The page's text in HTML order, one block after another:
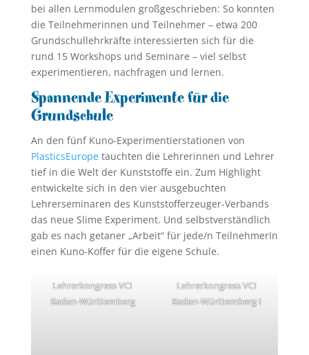
bei allen Lernmodulen großgeschrieben: So konnten
die Teilnehmerinnen und Teilnehmer – etwa 200
Grundschullehrkräfte interessierten sich für die
rund 15 Workshops und Seminare – viel selbst
experimentieren, nachfragen und lernen.
Spannende Experimente für die
Grundschule
An den fünf Kuno-Experimentierstationen von
PlasticsEuropetauchten die Lehrerinnen und Lehrer
tief in die Welt der Kunststoffe ein. Zum Highlight
entwickelte sich in den vier ausgebuchten
Lehrerseminaren des Kunststofferzeuger-Verbands
das neue Slime Experiment. Und selbstverständlich
gab es nach getaner „Arbeit“ für jede/n TeilnehmerIn
einen Kuno-Koffer für die eigene Schule.
Lehrerkongress VCI
Baden-Württemberg
Lehrerkongress VCI
Baden-Württemberg I